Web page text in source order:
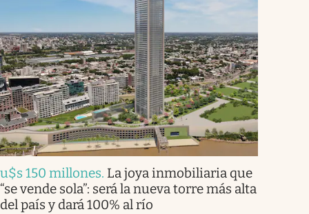
u$s 150 millones. La joya inmobiliaria que
“se vende sola”: será la nueva torre más alta
del país y dará 100% al río